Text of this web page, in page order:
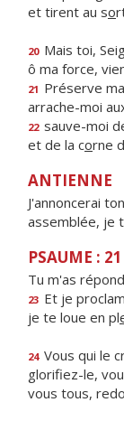
et tirent au so
20 Mais toi,
ô ma force,
21 Préserve
arrache-moi
22 sauve-moi
et de la corne
ANTIENNE
J'annoncerai
assemblée, je
PSAUME :
Tu m'as
23 Et je
je te loue en pl
24 Vous qui le
glorifiez-le,
vous tous,